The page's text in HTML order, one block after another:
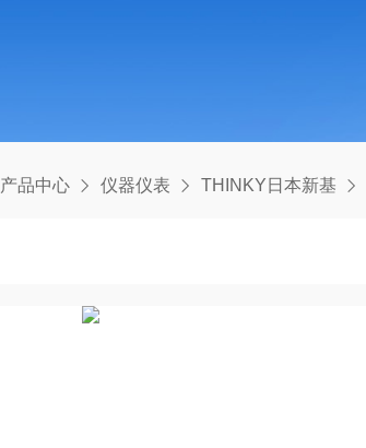
产品中心 仪器仪表 THINKY日本新基